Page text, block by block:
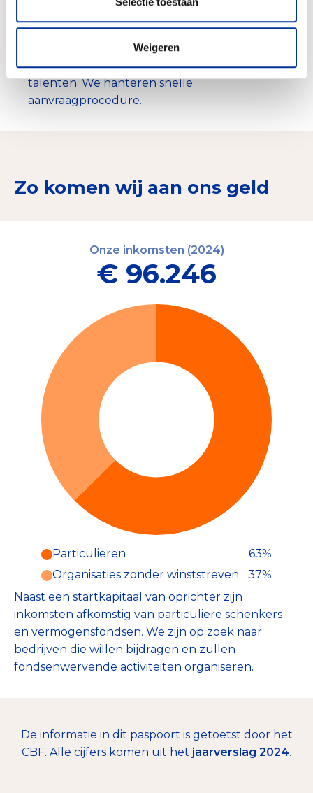
Weigeren
met ons mee te doen.
We werken zo kostenefficiënt mogelijk om
zoveel mogelijk te kunnen doneren aan
talenten. We hanteren snelle
aanvraagprocedure.
Zo komen wij aan ons geld
Onze inkomsten (2024)
€ 96.246
Particulieren (63%)
Deze inkomsten zijn als volgt
onderverdeeld:
Particulieren
63%
Organisaties zonder winststreven
37%
Naast een startkapitaal van oprichter zijn
inkomsten afkomstig van particuliere schenkers
en vermogensfondsen. We zijn op zoek naar
bedrijven die willen bijdragen en zullen
fondsenwervende activiteiten organiseren.
De informatie in dit paspoort is getoetst door het
CBF. Alle cijfers komen uit het jaarverslag 2024.